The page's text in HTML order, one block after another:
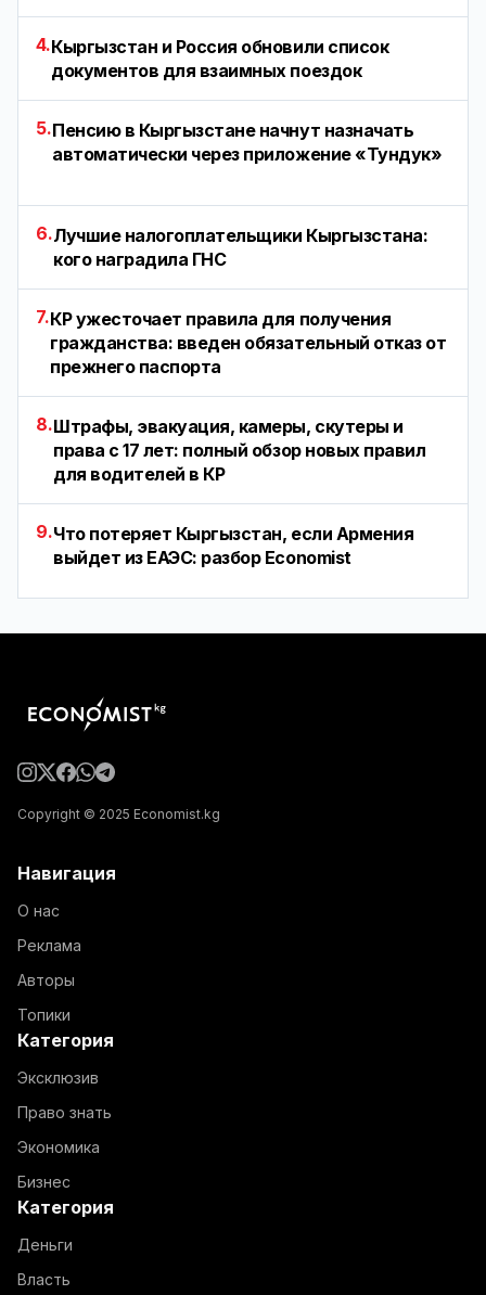
4.Кыргызстан и Россия обновили список
документов для взаимных поездок
5.Пенсию в Кыргызстане начнут назначать
автоматически через приложение «Тундук»
6.Лучшие налогоплательщики Кыргызстана:
кого наградила ГНС
7.КР ужесточает правила для получения
гражданства: введен обязательный отказ от
прежнего паспорта
8.Штрафы, эвакуация, камеры, скутеры и
права с 17 лет: полный обзор новых правил
для водителей в КР
9.Что потеряет Кыргызстан, если Армения
выйдет из ЕАЭС: разбор Economist
Copyright © 2025 Economist.kg
Навигация
О нас
Реклама
Авторы
Топики
Категория
Эксклюзив
Право знать
Экономика
Бизнес
Категория
Деньги
Власть